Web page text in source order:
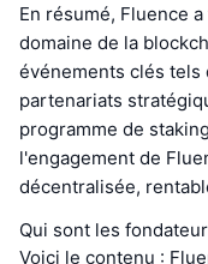
En résumé, Fluence
domaine de la
événements clés tels
partenariats
programme de
l'engagement de
décentralisée,
Qui sont les
Voici le contenu :